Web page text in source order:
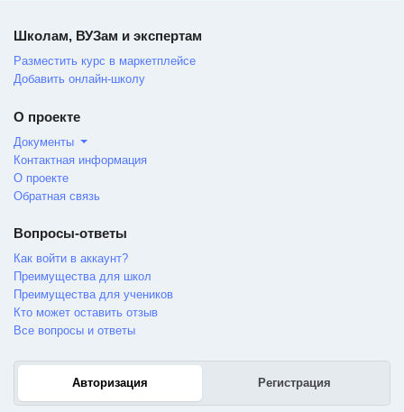
Школам, ВУЗам и экспертам
Разместить курс в маркетплейсе
Добавить онлайн-школу
О проекте
Документы
Контактная информация
О проекте
Обратная связь
Вопросы-ответы
Как войти в аккаунт?
Преимущества для школ
Преимущества для учеников
Кто может оставить отзыв
Все вопросы и ответы
Авторизация Регистрация